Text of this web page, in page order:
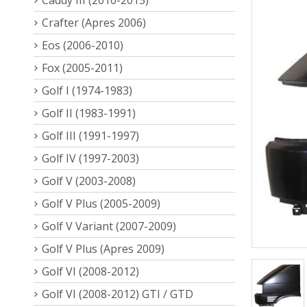
Crafter (Apres 2006)
Eos (2006-2010)
Fox (2005-2011)
Golf I (1974-1983)
Golf II (1983-1991)
Golf III (1991-1997)
Golf IV (1997-2003)
Golf V (2003-2008)
Golf V Plus (2005-2009)
Golf V Variant (2007-2009)
Golf V Plus (Apres 2009)
Golf VI (2008-2012)
Golf VI (2008-2012) GTI / GTD